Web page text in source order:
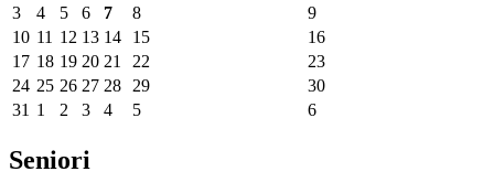
3
4 5 6 7 8
9
10 11 12 13 14 15
16
17 18 19 20 21 22
23
24 25 26 27 28 29
30
31 1 2 3 4 5 6
Seniori